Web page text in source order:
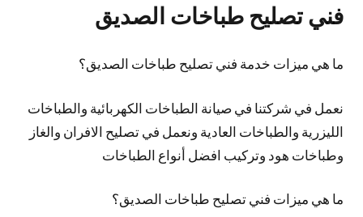
فني تصليح طباخات الصديق
ما هي ميزات خدمة فني تصليح طباخات الصديق؟
نعمل في شركتنا في صيانة الطباخات الكهربائية والطباخات
الليزرية والطباخات العادية ونعمل في تصليح الافران والغاز
وطباخات هود وتركيب افضل أنواع الطباخات
ما هي ميزات فني تصليح طباخات الصديق؟